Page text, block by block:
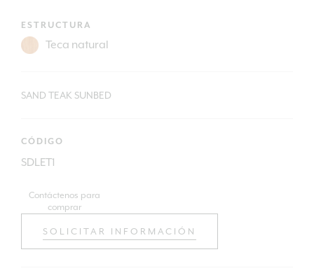
ESTRUCTURA
SAND TEAK SUNBED
CÓDIGO
SDLET1
Contáctenos para
comprar
SOLICITAR INFORMACIÓN